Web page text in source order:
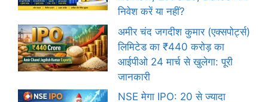
निवेश करें या नहीं?
अमीर चंद जगदीश कुमार (एक्सपोर्ट्स)
लिमिटेड का ₹440 करोड़ का
आईपीओ 24 मार्च से खुलेगा: पूरी
जानकारी
NSE मेगा IPO: 20 से ज्यादा